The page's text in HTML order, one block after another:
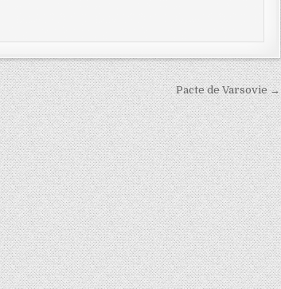
Pacte de Varsovie →